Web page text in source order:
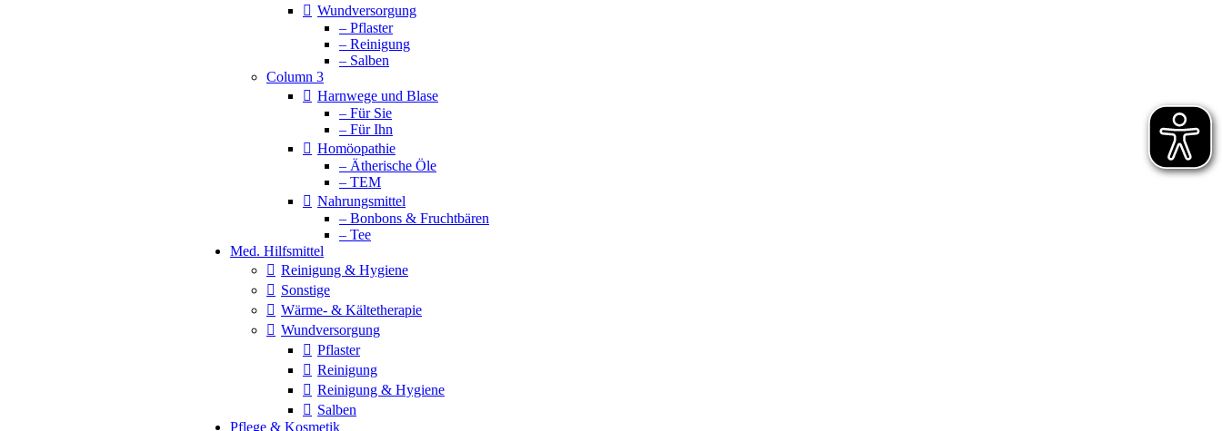
Wundversorgung
– Pflaster
– Reinigung
– Salben
Column 3
Harnwege und Blase
– Für Sie
– Für Ihn
Homöopathie
– Ätherische Öle
– TEM
Nahrungsmittel
– Bonbons & Fruchtbären
– Tee
Med. Hilfsmittel
Reinigung & Hygiene
Sonstige
Wärme- & Kältetherapie
Wundversorgung
Pflaster
Reinigung
Reinigung & Hygiene
Salben
Pflege & Kosmetik